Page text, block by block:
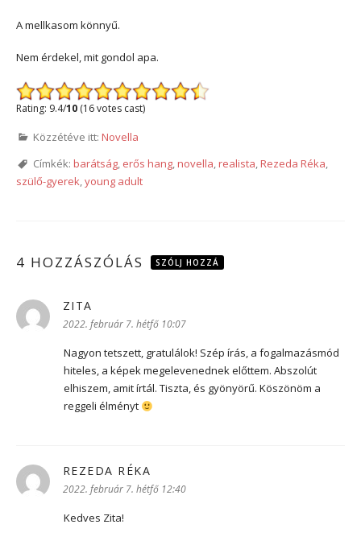
A mellkasom könnyű.
Nem érdekel, mit gondol apa.
Rating: 9.4/10 (16 votes cast)
Közzétéve itt: Novella
Címkék: barátság, erős hang,novella,realista,Rezeda Réka,
szülő-gyerek,young adult
4 HOZZÁSZÓLÁS SZÓLJ HOZZÁ
ZITA
2022. február 7. hétfő 10:07
Nagyon tetszett, gratulálok! Szép írás, a fogalmazásmód
hiteles, a képek megelevenednek előttem. Abszolút
elhiszem, amit írtál. Tiszta, és gyönyörű. Köszönöm a
reggeli élményt
REZEDA RÉKA
2022. február 7. hétfő 12:40
Kedves Zita!